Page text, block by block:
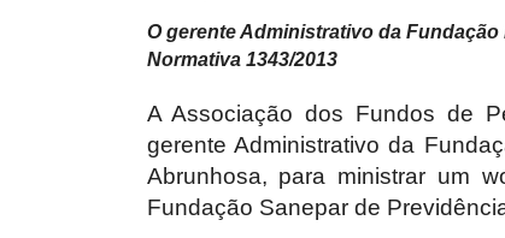
O gerente Administrativo da
Normativa 1343/2013
A Associação dos Fundos de
gerente Administrativo da
Abrunhosa, para ministrar um
Fundação Sanepar de